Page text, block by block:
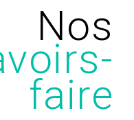
Nos
faire